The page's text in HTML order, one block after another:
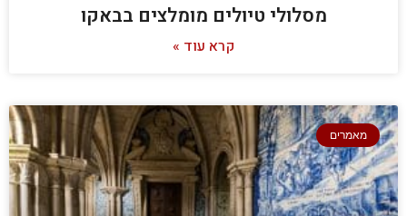
מסלולי טיולים מומלצים בבאקו
קרא עוד »
מאמרים